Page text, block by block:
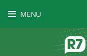
MENU